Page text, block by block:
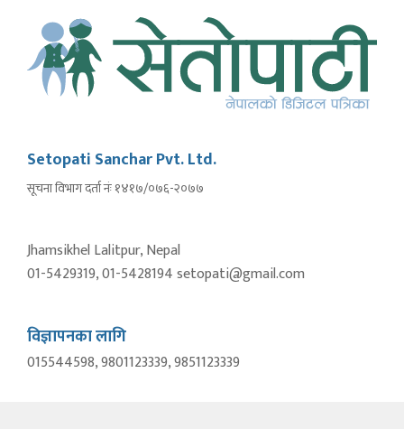
Setopati Sanchar Pvt. Ltd.
सूचना विभाग दर्ता नंः १४१७/०७६-२०७७
Jhamsikhel Lalitpur, Nepal
01-5429319, 01-5428194 setopati@gmail.com
विज्ञापनका लागि
015544598, 9801123339, 9851123339